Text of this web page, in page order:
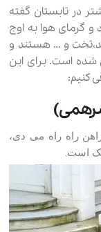
در تابستان گفته
و گرمای هوا به اوج
و … هستند و
شده است. برای این
کنیم:
راه راه می دی،
است.